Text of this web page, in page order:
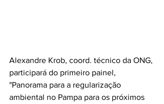
Alexandre Krob, coord. técnico da ONG,
participará do primeiro painel,
"Panorama para a regularização
ambiental no Pampa para os próximos